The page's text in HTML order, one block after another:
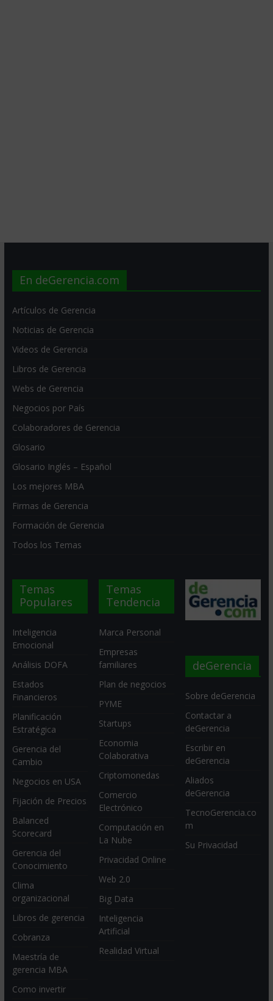
En deGerencia.com
Artículos de Gerencia
Noticias de Gerencia
Videos de Gerencia
Libros de Gerencia
Webs de Gerencia
Negocios por País
Colaboradores de Gerencia
Glosario
Glosario Inglés – Español
Los mejores MBA
Firmas de Gerencia
Formación de Gerencia
Todos los Temas
Temas
Populares
Inteligencia
Emocional
Análisis DOFA
Estados
Financieros
Planificación
Estratégica
Gerencia del
Cambio
Negocios en USA
Fijación de Precios
Balanced
Scorecard
Gerencia del
Conocimiento
Clima
organizacional
Libros de gerencia
Cobranza
Maestría de
gerencia MBA
Como invertir
Temas
Tendencia
Marca Personal
Empresas
familiares
Plan de negocios
PYME
Startups
Economia
Colaborativa
Criptomonedas
Comercio
Electrónico
Computación en
La Nube
Privacidad Online
Web 2.0
Big Data
Inteligencia
Artificial
Realidad Virtual
deGerencia
Sobre deGerencia
Contactar a
deGerencia
Escribir en
deGerencia
Aliados
deGerencia
TecnoGerencia.co
m
Su Privacidad